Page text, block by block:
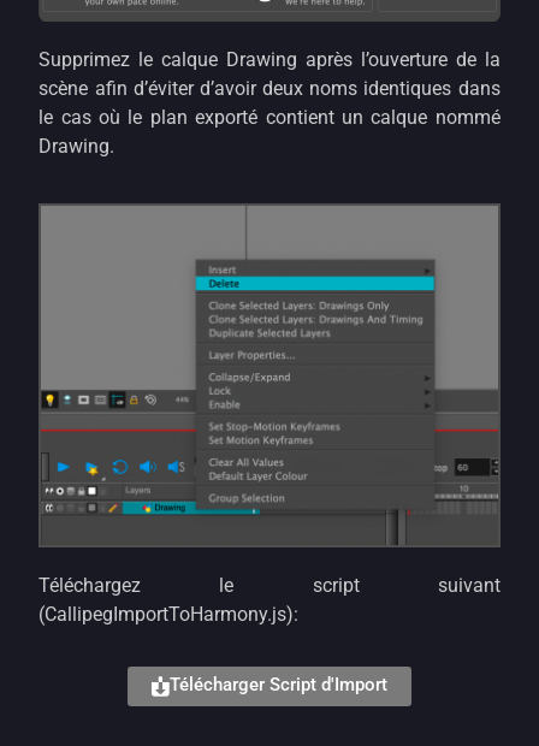
Supprimez le calque Drawing après l’ouverture de la
scène afin d’éviter d’avoir deux noms identiques dans
le cas où le plan exporté contient un calque nommé
Drawing.
Téléchargez le script suivant
(CallipegImportToHarmony.js):
Télécharger Script d'Import